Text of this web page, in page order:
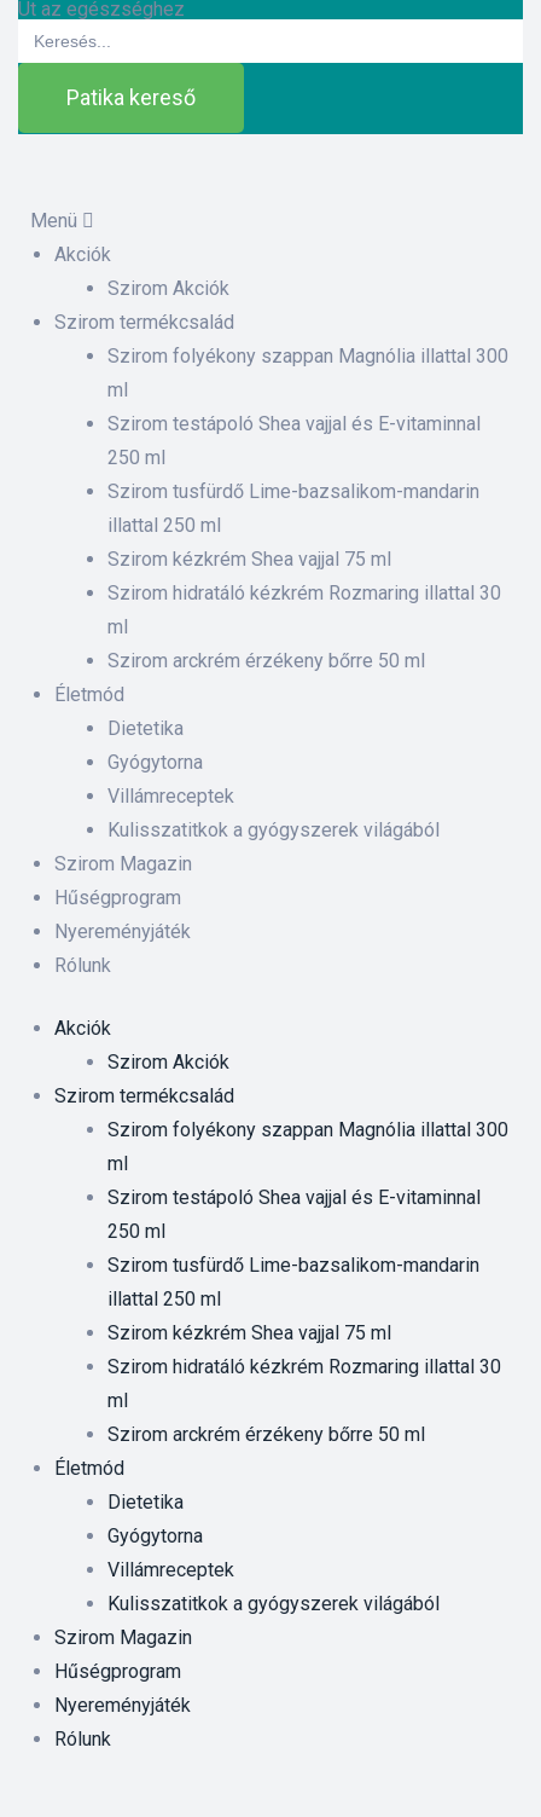
Út az egészséghez
for:
Patika kereső
Menü
Akciók
Szirom Akciók
Szirom termékcsalád
Szirom folyékony szappan Magnólia illattal 300
ml
Szirom testápoló Shea vajjal és E-vitaminnal
250 ml
Szirom tusfürdő Lime-bazsalikom-mandarin
illattal 250 ml
Szirom kézkrém Shea vajjal 75 ml
Szirom hidratáló kézkrém Rozmaring illattal 30
ml
Szirom arckrém érzékeny bőrre 50 ml
Életmód
Dietetika
Gyógytorna
Villámreceptek
Kulisszatitkok a gyógyszerek világából
Szirom Magazin
Hűségprogram
Nyereményjáték
Rólunk
Akciók
Szirom Akciók
Szirom termékcsalád
Szirom folyékony szappan Magnólia illattal 300
ml
Szirom testápoló Shea vajjal és E-vitaminnal
250 ml
Szirom tusfürdő Lime-bazsalikom-mandarin
illattal 250 ml
Szirom kézkrém Shea vajjal 75 ml
Szirom hidratáló kézkrém Rozmaring illattal 30
ml
Szirom arckrém érzékeny bőrre 50 ml
Életmód
Dietetika
Gyógytorna
Villámreceptek
Kulisszatitkok a gyógyszerek világából
Szirom Magazin
Hűségprogram
Nyereményjáték
Rólunk